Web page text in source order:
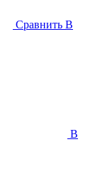
Сравнить В
В